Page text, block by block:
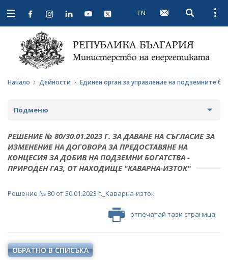
Open
navigation
EN Open
Начало Дейности Единен орган за управление на подземните
Подменю
СТРАТЕГИИ И ПОЛИТИКИ
СТАТИСТИКА И АНАЛИЗИ
ОБЩЕСТВЕН СЪВЕТ ПО ЕНЕРГЕТИКА
ЗА ОБЩЕСТВЕНИЯ СЪВЕТ
ПРОТОКОЛИ И ДРУГИ МАТЕРИАЛИ ОТ ЗАСЕДАНИЯТА
РАЗСЕКРЕТЕНИ ДОГОВОРИ В ЕНЕРГЕТИКАТА
ЕНЕРГИЙНИ ПРОЕКТИ
МЕЖДУНАРОДЕН ФОНД "КОЗЛОДУЙ"
ДРУГИ ЗНАЧИМИ ПРОЕКТИ
ПРОГРАМА "ЕНЕРГИЙНА ЕФЕКТИВНОСТ И
ЕНЕРГИЙНА ЕФЕКТИВНОСТ
РЕШЕНИЕ № 80/30.01.2023 Г. ЗА ДАВАНЕ НА СЪГЛАСИЕ ЗА
ИЗМЕНЕНИЕ НА ДОГОВОРА ЗА ПРЕДОСТАВЯНЕ НА
КОНЦЕСИЯ ЗА ДОБИВ НА ПОДЗЕМНИ БОГАТСТВА -
ПРИРОДЕН ГАЗ, ОТ НАХОДИЩЕ "КАВАРНА-ИЗТОК"
Решение № 80 от 30.01.2023 г._Каварна-изток
отпечатай тази страница
ОБРАТНО В СПИСЪКА